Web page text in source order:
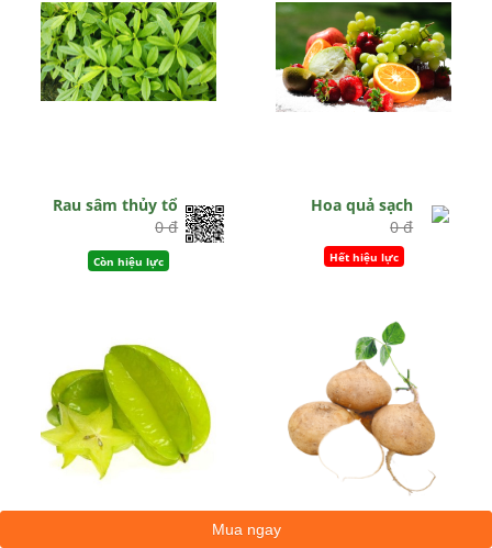
Rau sâm thủy tổ
0 đ
Còn hiệu lực
Hoa quả sạch
0 đ
Hết hiệu lực